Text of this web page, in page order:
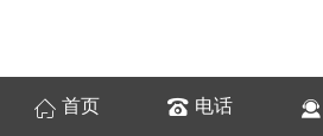
首页 电话